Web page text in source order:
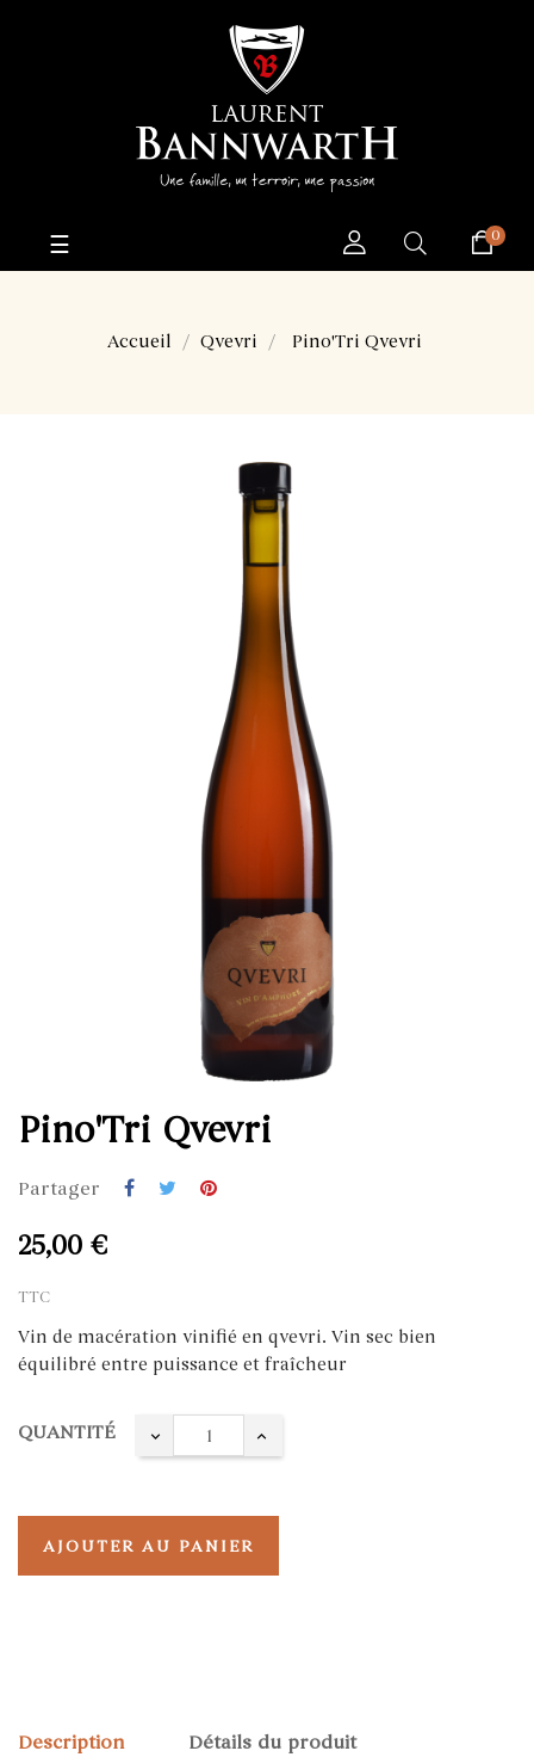
Basculer
la
☰ 0
Accueil Qvevri Pino'Tri Qvevri
Pino'Tri Qvevri
Partager
25,00 €
TTC
Vin de macération vinifié en qvevri. Vin sec bien
équilibré entre puissance et fraîcheur
QUANTITÉ
AJOUTER AU PANIER
Description Détails du produit